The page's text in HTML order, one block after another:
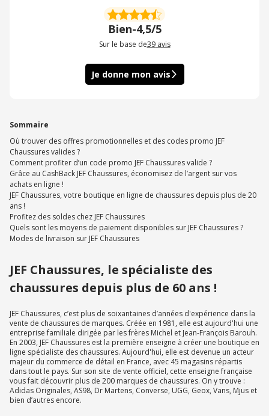
Bien-4,5/5
Sur le base de39 avis
Je donne mon avis
Sommaire
Où trouver des offres promotionnelles et des codes promo JEF
Chaussures valides ?
Comment profiter d’un code promo JEF Chaussures valide ?
Grâce au CashBack JEF Chaussures, économisez de l’argent sur vos
achats en ligne !
JEF Chaussures, votre boutique en ligne de chaussures depuis plus de 20
ans !
Profitez des soldes chez JEF Chaussures
Quels sont les moyens de paiement disponibles sur JEF Chaussures ?
Modes de livraison sur JEF Chaussures
JEF Chaussures, le spécialiste des
chaussures depuis plus de 60 ans !
JEF Chaussures, c’est plus de soixantaines d’années d'expérience dans la
vente de chaussures de marques. Créée en 1981, elle est aujourd'hui une
entreprise familiale dirigée par les frères Michel et Jean-François Barouh.
En 2003, JEF Chaussures est la première enseigne à créer une boutique en
ligne spécialiste des chaussures. Aujourd'hui, elle est devenue un acteur
majeur du commerce de détail en France, avec 45 magasins répartis
dans tout le pays. Sur son site de vente officiel, cette enseigne française
vous fait découvrir plus de 200 marques de chaussures. On y trouve :
Adidas Originales, AS98, Dr Martens, Converse, UGG, Geox, Vans, Mjus et
bien d’autres encore.